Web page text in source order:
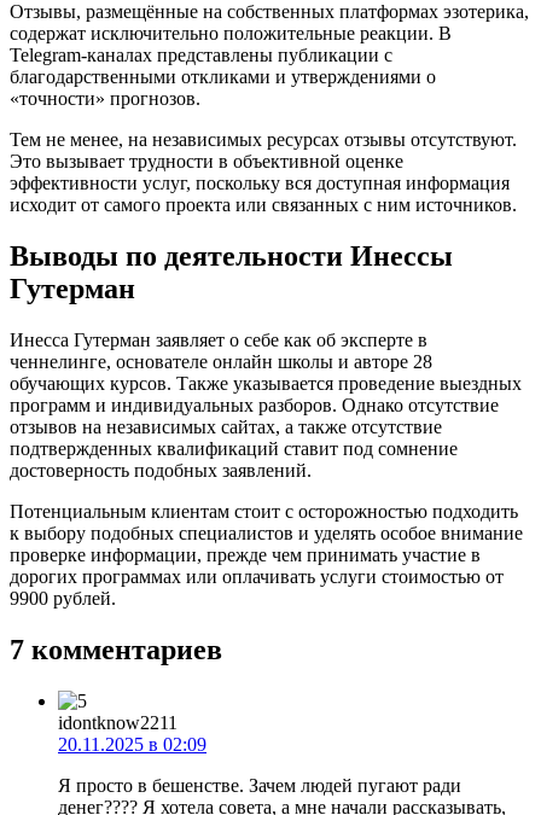
Отзывы, размещённые на собственных платформах эзотерика,
содержат исключительно положительные реакции. В
Telegram-каналах представлены публикации с
благодарственными откликами и утверждениями о
«точности» прогнозов.
Тем не менее, на независимых ресурсах отзывы отсутствуют.
Это вызывает трудности в объективной оценке
эффективности услуг, поскольку вся доступная информация
исходит от самого проекта или связанных с ним источников.
Выводы по деятельности Инессы
Гутерман
Инесса Гутерман заявляет о себе как об эксперте в
ченнелинге, основателе онлайн школы и авторе 28
обучающих курсов. Также указывается проведение выездных
программ и индивидуальных разборов. Однако отсутствие
отзывов на независимых сайтах, а также отсутствие
подтвержденных квалификаций ставит под сомнение
достоверность подобных заявлений.
Потенциальным клиентам стоит с осторожностью подходить
к выбору подобных специалистов и уделять особое внимание
проверке информации, прежде чем принимать участие в
дорогих программах или оплачивать услуги стоимостью от
9900 рублей.
7 комментариев
idontknow2211
20.11.2025 в 02:09
Я просто в бешенстве. Зачем людей пугают ради
денег???? Я хотела совета, а мне начали рассказывать,